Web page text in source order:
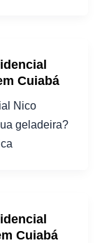
Cuiabá
Nico
geladeira?
Cuiabá